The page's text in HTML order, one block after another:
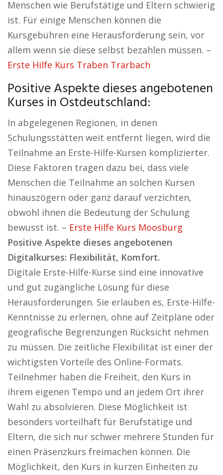
Menschen wie Berufstätige und Eltern schwierig
ist. Für einige Menschen können die
Kursgebühren eine Herausforderung sein, vor
allem wenn sie diese selbst bezahlen müssen. –
Erste Hilfe Kurs Traben Trarbach
Positive Aspekte dieses angebotenen
Kurses in Ostdeutschland:
In abgelegenen Regionen, in denen
Schulungsstätten weit entfernt liegen, wird die
Teilnahme an Erste-Hilfe-Kursen komplizierter.
Diese Faktoren tragen dazu bei, dass viele
Menschen die Teilnahme an solchen Kursen
hinauszögern oder ganz darauf verzichten,
obwohl ihnen die Bedeutung der Schulung
bewusst ist. – Erste Hilfe Kurs Moosburg
Positive Aspekte dieses angebotenen
Digitalkurses: Flexibilität, Komfort.
Digitale Erste-Hilfe-Kurse sind eine innovative
und gut zugängliche Lösung für diese
Herausforderungen. Sie erlauben es, Erste-Hilfe-
Kenntnisse zu erlernen, ohne auf Zeitpläne oder
geografische Begrenzungen Rücksicht nehmen
zu müssen. Die zeitliche Flexibilität ist einer der
wichtigsten Vorteile des Online-Formats.
Teilnehmer haben die Freiheit, den Kurs in
ihrem eigenen Tempo und an jedem Ort ihrer
Wahl zu absolvieren. Diese Möglichkeit ist
besonders vorteilhaft für Berufstätige und
Eltern, die sich nur schwer mehrere Stunden für
einen Präsenzkurs freimachen können. Die
Möglichkeit, den Kurs in kurzen Einheiten zu